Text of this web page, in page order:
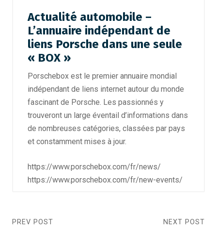
Actualité automobile –
L’annuaire indépendant de
liens Porsche dans une seule
« BOX »
Porschebox est le premier annuaire mondial
indépendant de liens internet autour du monde
fascinant de Porsche. Les passionnés y
trouveront un large éventail d’informations dans
de nombreuses catégories, classées par pays
et constamment mises à jour.
https://www.porschebox.com/fr/news/
https://www.porschebox.com/fr/new-events/
PREV POST NEXT POST